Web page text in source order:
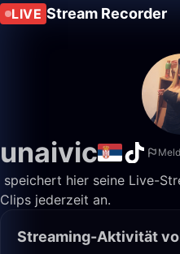
LIVE Stream Recorder
unaivic
speichert hier seine Live-
Clips jederzeit an.
Streaming-Aktivität